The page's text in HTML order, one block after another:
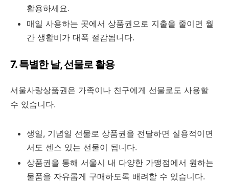
활용하세요.
매일 사용하는 곳에서 상품권으로 지출을 줄이면 월
간 생활비가 대폭 절감됩니다.
7. 특별한 날, 선물로 활용
서울사랑상품권은 가족이나 친구에게 선물로도 사용할
수 있습니다.
생일, 기념일 선물로 상품권을 전달하면 실용적이면
서도 센스 있는 선물이 됩니다.
상품권을 통해 서울시 내 다양한 가맹점에서 원하는
물품을 자유롭게 구매하도록 배려할 수 있습니다.